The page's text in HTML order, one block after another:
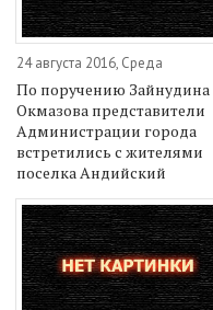
24 августа 2016, Среда
По поручению Зайнудина
Окмазова представители
Администрации города
встретились с жителями
поселка Андийский